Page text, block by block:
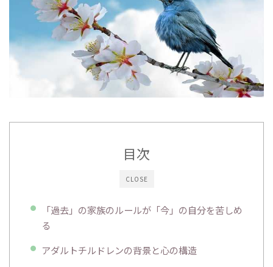
CLOSE
目次
「過去」の家族のルールが「今」の自分を苦しめ
る
アダルトチルドレンの背景と心の構造